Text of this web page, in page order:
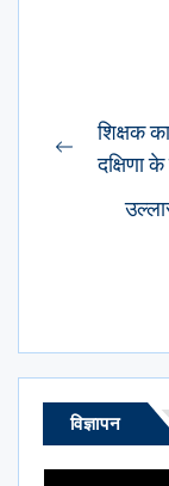
Post
Previous
शिक्षक
दक्षिणा
विज्ञापन